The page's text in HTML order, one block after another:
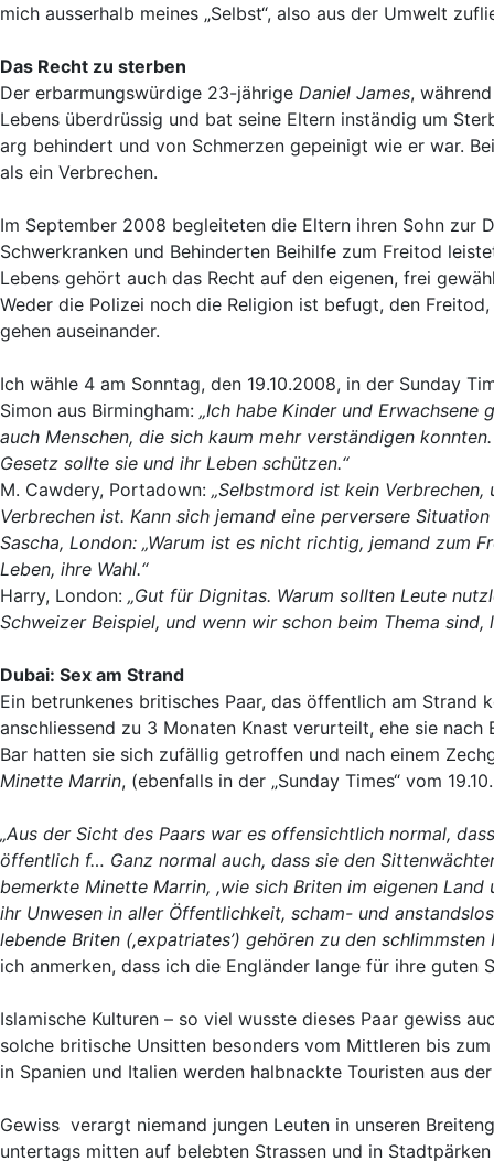
mich ausserhalb meines „Selbst“, also aus der Umwelt
Das Recht zu sterben
Der erbarmungswürdige 23-jährige Daniel James,
Lebens überdrüssig und bat seine Eltern inständig um
arg behindert und von Schmerzen gepeinigt wie er war.
als ein Verbrechen.
Im September 2008 begleiteten die Eltern ihren Sohn zur
Schwerkranken und Behinderten Beihilfe zum Freitod
Lebens gehört auch das Recht auf den eigenen, frei
Weder die Polizei noch die Religion ist befugt, den
gehen auseinander.
Ich wähle 4 am Sonntag, den 19.10.2008, in der Sunday
Simon aus Birmingham: „Ich habe Kinder und
auch Menschen, die sich kaum mehr verständigen
Gesetz sollte sie und ihr Leben schützen.“
M. Cawdery, Portadown: „Selbstmord ist kein
Verbrechen ist. Kann sich jemand eine perversere Situation
Sascha, London: „Warum ist es nicht richtig, jemand zum
Leben, ihre Wahl.“
Harry, London: „Gut für Dignitas. Warum sollten Leute
Schweizer Beispiel, und wenn wir schon beim Thema
Dubai: Sex am Strand
Ein betrunkenes britisches Paar, das öffentlich am
anschliessend zu 3 Monaten Knast verurteilt, ehe sie
Bar hatten sie sich zufällig getroffen und nach einem
Minette Marrin, (ebenfalls in der „Sunday Times“ vom
„Aus der Sicht des Paars war es offensichtlich normal,
öffentlich f… Ganz normal auch, dass sie den
bemerkte Minette Marrin, ,wie sich Briten im eigenen
ihr Unwesen in aller Öffentlichkeit, scham- und
lebende Briten (,expatriates’) gehören zu den
ich anmerken, dass ich die Engländer lange für ihre
Islamische Kulturen – so viel wusste dieses Paar gewiss
solche britische Unsitten besonders vom Mittleren bis
in Spanien und Italien werden halbnackte Touristen aus
Gewiss verargt niemand jungen Leuten in unseren
untertags mitten auf belebten Strassen und in